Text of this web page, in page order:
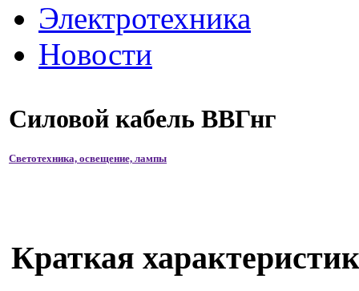
Электротехника
Новости
Силовой кабель ВВГнг
Светотехника, освещение, лампы
Краткая